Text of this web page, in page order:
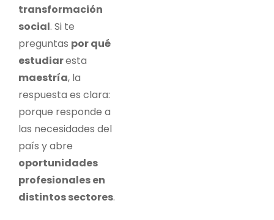
transformación
social. Si te
preguntas por qué
estudiaresta
maestría, la
respuesta es clara:
porque responde a
las necesidades del
país y abre
oportunidades
profesionales en
distintos sectores.